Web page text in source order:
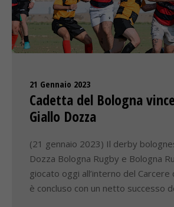
21 Gennaio 2023
Cadetta del Bologna
Giallo Dozza
(21 gennaio 2023) Il derby
Dozza Bologna Rugby e Bologna
giocato oggi all’interno del Carcere
è concluso con un netto successo